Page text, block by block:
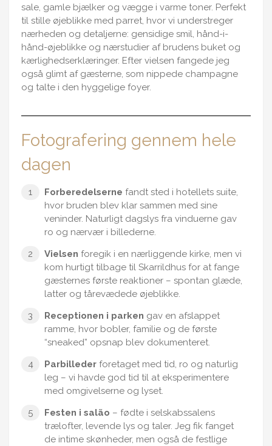
sale, gamle bjælker og vægge i varme toner. Perfekt
til stille øjeblikke med parret, hvor vi understreger
nærheden og detaljerne: gensidige smil, hånd-i-
hånd-øjeblikke og nærstudier af brudens buket og
kærlighedserklæringer. Efter vielsen fangede jeg
også glimt af gæsterne, som nippede champagne
og talte i den hyggelige foyer.
Fotografering gennem hele
dagen
Forberedelserne fandt sted i hotellets suite,
hvor bruden blev klar sammen med sine
veninder. Naturligt dagslys fra vinduerne gav
ro og nærvær i billederne.
Vielsen foregik i en nærliggende kirke, men vi
kom hurtigt tilbage til Skarrildhus for at fange
gæsternes første reaktioner – spontan glæde,
latter og tårevædede øjeblikke.
Receptionen i parken gav en afslappet
ramme, hvor bobler, familie og de første
“sneaked” opsnap blev dokumenteret.
Parbilleder foretaget med tid, ro og naturlig
leg – vi havde god tid til at eksperimentere
med omgivelserne og lyset.
Festen i salão – fødte i selskabssalens
trælofter, levende lys og taler. Jeg fik fanget
de intime skønheder, men også de festlige